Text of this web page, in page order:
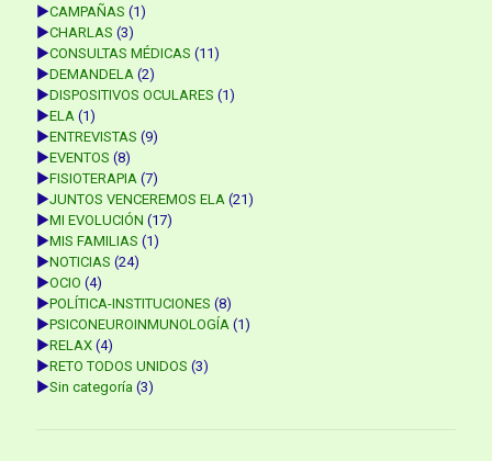
►CAMPAÑAS (1)
►CHARLAS (3)
►CONSULTAS MÉDICAS (11)
►DEMANDELA (2)
►DISPOSITIVOS OCULARES (1)
►ELA (1)
►ENTREVISTAS (9)
►EVENTOS (8)
►FISIOTERAPIA (7)
►JUNTOS VENCEREMOS ELA (21)
►MI EVOLUCIÓN (17)
►MIS FAMILIAS (1)
►NOTICIAS (24)
►OCIO (4)
►POLÍTICA-INSTITUCIONES (8)
►PSICONEUROINMUNOLOGÍA (1)
►RELAX (4)
►RETO TODOS UNIDOS (3)
►Sin categoría (3)